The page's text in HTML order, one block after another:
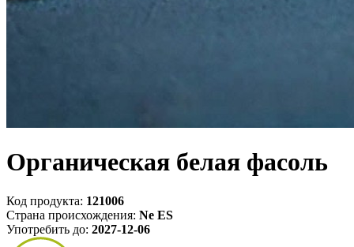
Органическая белая фасоль
Код продукта: 121006
Страна происхождения: Ne ES
Употребить до: 2027-12-06